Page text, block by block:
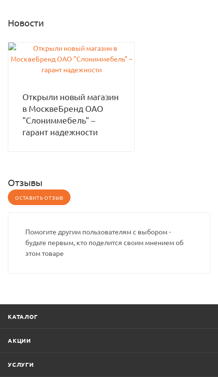
Новости
Открыли новый магазин
в МосквеБренд ОАО
"Слониммебель" –
гарант надежности
Отзывы
ОСТАВИТЬ ОТЗЫВ
Помогите другим пользователям с выбором -
будьте первым, кто поделится своим мнением об
этом товаре
КАТАЛОГ
АКЦИИ
УСЛУГИ